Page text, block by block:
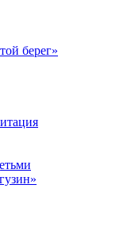
берег»